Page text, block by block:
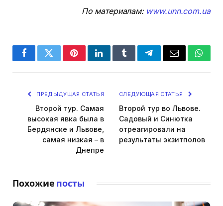
По материалам: www.unn.com.ua
FacebookTwitterPinterestLinkedInTumblrTelegramEmail
ПРЕДЫДУЩАЯ СТАТЬЯ
Второй тур. Самая
высокая явка была в
Бердянске и Львове,
самая низкая – в
Днепре
СЛЕДУЮЩАЯ СТАТЬЯ
Второй тур во Львове.
Садовый и Синютка
отреагировали на
результаты экзитполов
Похожие посты